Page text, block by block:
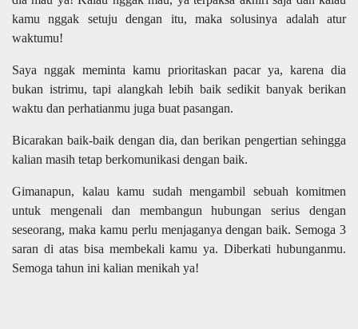
kamu nggak setuju dengan itu, maka solusinya adalah atur
waktumu!
Saya nggak meminta kamu prioritaskan pacar ya, karena dia
bukan istrimu, tapi alangkah lebih baik sedikit banyak berikan
waktu dan perhatianmu juga buat pasangan.
Bicarakan baik-baik dengan dia, dan berikan pengertian sehingga
kalian masih tetap berkomunikasi dengan baik.
Gimanapun, kalau kamu sudah mengambil sebuah komitmen
untuk mengenali dan membangun hubungan serius dengan
seseorang, maka kamu perlu menjaganya dengan baik. Semoga 3
saran di atas bisa membekali kamu ya. Diberkati hubunganmu.
Semoga tahun ini kalian menikah ya!